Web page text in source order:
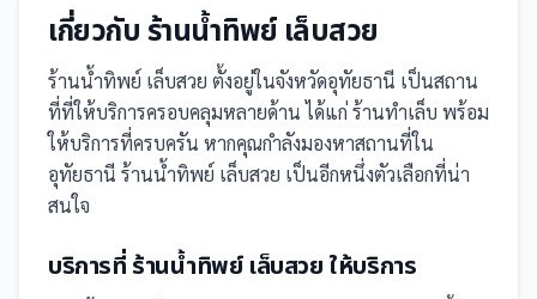
เกี่ยวกับร้านน้ำทิพย์ เล็บสวย
ร้านน้ำทิพย์ เล็บสวย ตั้งอยู่ในจังหวัดอุทัยธานี เป็นสถาน
ที่ที่ให้บริการครอบคลุมหลายด้าน ได้แก่ ร้านทำเล็บ พร้อม
ให้บริการที่ครบครัน หากคุณกำลังมองหาสถานที่ใน
อุทัยธานี ร้านน้ำทิพย์ เล็บสวย เป็นอีกหนึ่งตัวเลือกที่น่า
สนใจ
บริการที่ ร้านน้ำทิพย์ เล็บสวย ให้บริการ